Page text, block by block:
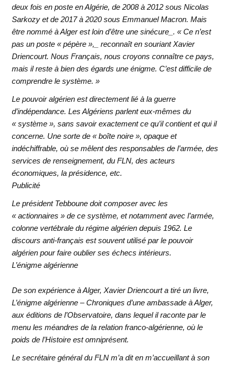
deux fois en poste en Algérie, de 2008 à 2012 sous Nicolas
Sarkozy et de 2017 à 2020 sous Emmanuel Macron. Mais
être nommé à Alger est loin d’être une sinécure_. « Ce n’est
pas un poste « pépère »,_ reconnaît en souriant Xavier
Driencourt. Nous Français, nous croyons connaître ce pays,
mais il reste à bien des égards une énigme. C’est difficile de
comprendre le système. »
Le pouvoir algérien est directement lié à la guerre
d’indépendance. Les Algériens parlent eux-mêmes du
« système », sans savoir exactement ce qu’il contient et qui il
concerne. Une sorte de « boîte noire », opaque et
indéchiffrable, où se mêlent des responsables de l’armée, des
services de renseignement, du FLN, des acteurs
économiques, la présidence, etc.
Publicité
Le président Tebboune doit composer avec les
« actionnaires » de ce système, et notamment avec l’armée,
colonne vertébrale du régime algérien depuis 1962. Le
discours anti-français est souvent utilisé par le pouvoir
algérien pour faire oublier ses échecs intérieurs.
L’énigme algérienne
De son expérience à Alger, Xavier Driencourt a tiré un livre,
L’énigme algérienne – Chroniques d’une ambassade à Alger,
aux éditions de l’Observatoire, dans lequel il raconte par le
menu les méandres de la relation franco-algérienne, où le
poids de l’Histoire est omniprésent.
Le secrétaire général du FLN m’a dit en m’accueillant à son